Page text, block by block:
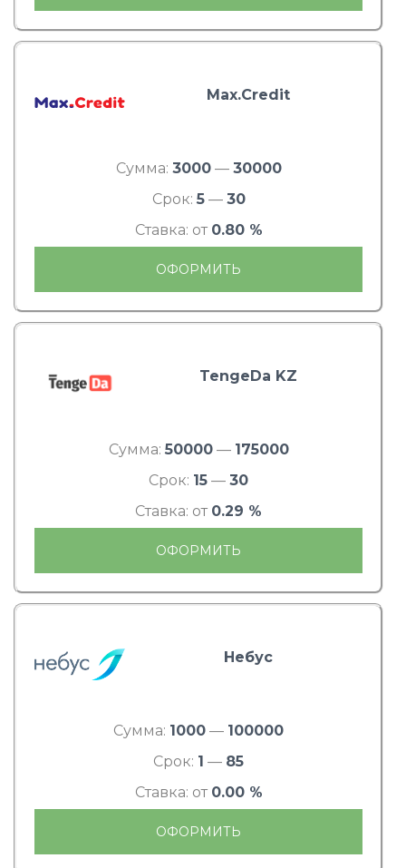
Max.Credit
Сумма: 3000— 30000
Срок: 5— 30
Ставка: от 0.80 %
ОФОРМИТЬ
TengeDa KZ
Сумма: 50000— 175000
Срок: 15 — 30
Ставка: от 0.29 %
ОФОРМИТЬ
Небус
Сумма: 1000 — 100000
Срок: 1 — 85
Ставка: от 0.00 %
ОФОРМИТЬ